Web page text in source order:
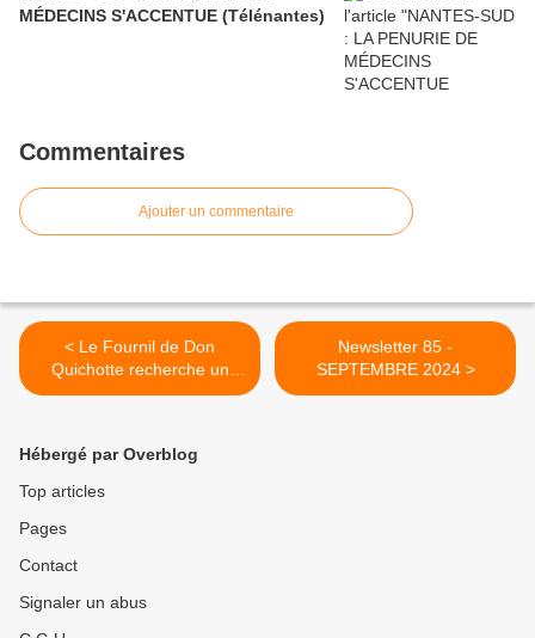
MÉDECINS S'ACCENTUE (Télénantes)
Commentaires
Ajouter un commentaire
< Le Fournil de Don
Quichotte recherche un
boulanger
Newsletter 85 -
SEPTEMBRE 2024 >
Hébergé par Overblog
Top articles
Pages
Contact
Signaler un abus